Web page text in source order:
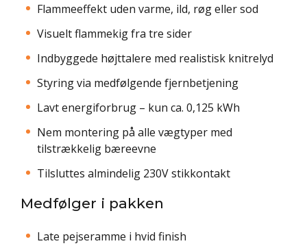
Flammeeffekt uden varme, ild, røg eller sod
Visuelt flammekig fra tre sider
Indbyggede højttalere med realistisk knitrelyd
Styring via medfølgende fjernbetjening
Lavt energiforbrug – kun ca. 0,125 kWh
Nem montering på alle vægtyper med
tilstrækkelig bæreevne
Tilsluttes almindelig 230V stikkontakt
Medfølger i pakken
Late pejseramme i hvid finish